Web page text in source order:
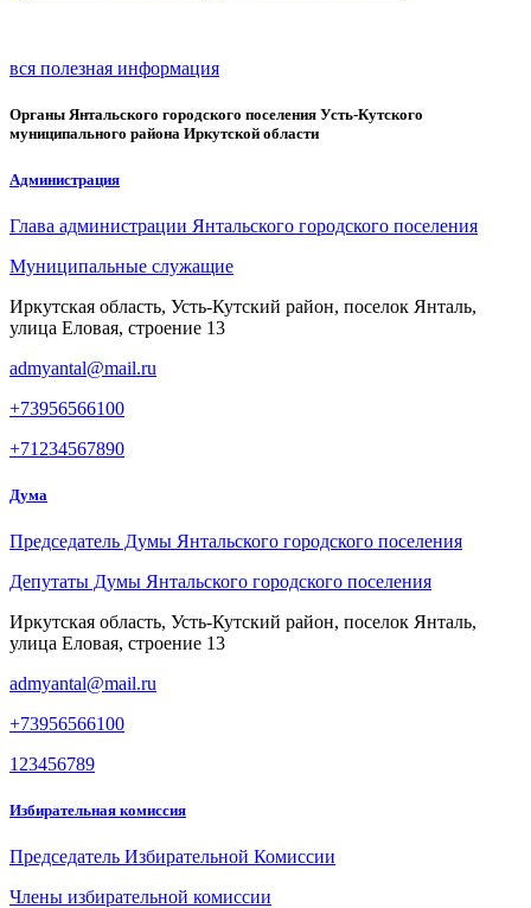
вся полезная информация
Органы Янтальского городского поселения Усть-Кутского
муниципального района Иркутской области
Администрация
Глава администрации Янтальского городского поселения
Муниципальные служащие
Иркутская область, Усть-Кутский район, поселок Янталь,
улица Еловая, строение 13
admyantal@mail.ru
+73956566100
+71234567890
Дума
Председатель Думы Янтальского городского поселения
Депутаты Думы Янтальского городского поселения
Иркутская область, Усть-Кутский район, поселок Янталь,
улица Еловая, строение 13
admyantal@mail.ru
+73956566100
123456789
Избирательная комиссия
Председатель Избирательной Комиссии
Члены избирательной комиссии